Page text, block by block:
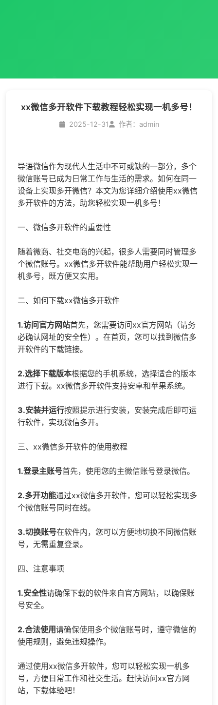
xx微信多开软件下载教程轻松实现一机多号！
2025-12-31 作者：admin
导语微信作为现代人生活中不可或缺的一部分，多个
微信账号已成为日常工作与生活的需求。如何在同一
设备上实现多开微信？本文为您详细介绍使用xx微信
多开软件的方法，助您轻松实现一机多号！
一、 微信多开软件的重要性
随着微商、社交电商的兴起，很多人需要同时管理多
个微信账号。xx微信多开软件能帮助用户轻松实现一
机多号，既方便又实用。
二、如何下载xx微信多开软件
1.访问官方网站首先，您需要访问xx官方网站（请务
必确认网址的安全性）。在首页，您可以找到微信多
开软件的下载链接。
2.选择下载版本根据您的手机系统，选择适合的版本
进行下载。xx微信多开软件支持安卓和苹果系统。
3.安装并运行按照提示进行安装，安装完成后即可运
行软件，实现微信多开。
三、xx微信多开软件的使用教程
1.登录主账号首先，使用您的主微信账号登录微信。
2.多开功能通过xx微信多开软件，您可以轻松实现多
个微信账号同时在线。
3.切换账号在软件内，您可以方便地切换不同微信账
号，无需重复登录。
四、注意事项
1.安全性请确保下载的软件来自官方网站，以确保账
号安全。
2.合法使用请确保使用多个微信账号时，遵守微信的
使用规则，避免违规操作。
通过使用xx微信多开软件，您可以轻松实现一机多
号，方便日常工作和社交生活。赶快访问xx官方网
站，下载体验吧！